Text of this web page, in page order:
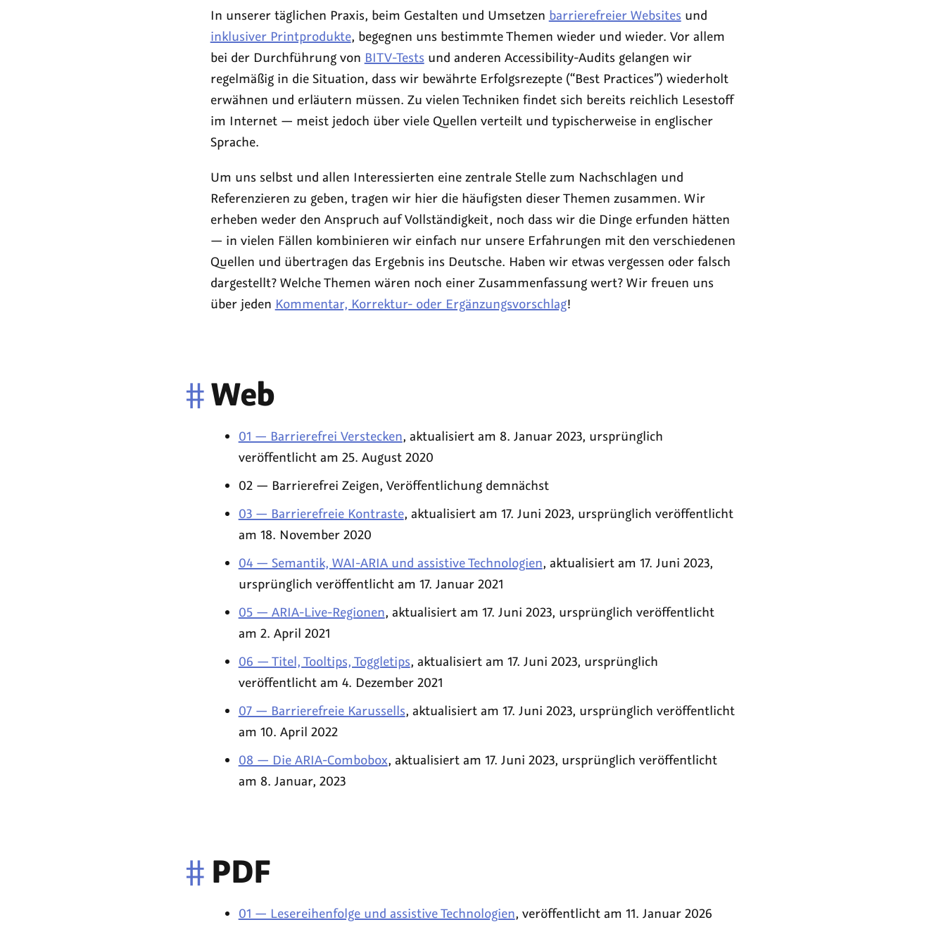
In unserer täglichen Praxis, beim Gestalten und Umsetzen barrierefreier Websites und
inklusiver Printprodukte, begegnen uns bestimmte Themen wieder und wieder. Vor allem
bei der Durchführung von BITV-Tests und anderen Accessibility-Audits gelangen wir
regelmäßig in die Situation, dass wir bewährte Erfolgsrezepte ( Best Practices ) wiederholt
erwähnen und erläutern müssen. Zu vielen Techniken findet sich bereits reichlich Lesestoff
im Internet — meist jedoch über viele Quellen verteilt und typischerweise in englischer
Sprache.
Um uns selbst und allen Interessierten eine zentrale Stelle zum Nachschlagen und
Referenzieren zu geben, tragen wir hier die häufigsten dieser Themen zusammen. Wir
erheben weder den Anspruch auf Vollständigkeit, noch dass wir die Dinge erfunden hätten
— in vielen Fällen kombinieren wir einfach nur unsere Erfahrungen mit den verschiedenen
Quellen und übertragen das Ergebnis ins Deutsche. Haben wir etwas vergessen oder falsch
dargestellt? Welche Themen wären noch einer Zusammenfassung wert? Wir freuen uns
über jeden Kommentar, Korrektur- oder Ergänzungsvorschlag!
#Web
01 — Barrierefrei Verstecken, aktualisiert am 8. Januar 2023, ursprünglich
veröffentlicht am 25. August 2020
02 — Barrierefrei Zeigen, Veröffentlichung demnächst
03 — Barrierefreie Kontraste, aktualisiert am 17. Juni 2023, ursprünglich veröffentlicht
am 18. November 2020
04 — Semantik, WAI-ARIA und assistive Technologien, aktualisiert am 17. Juni 2023,
ursprünglich veröffentlicht am 17. Januar 2021
05 — ARIA-Live-Regionen, aktualisiert am 17. Juni 2023, ursprünglich veröffentlicht
am 2. April 2021
06 — Titel, Tooltips, Toggletips, aktualisiert am 17. Juni 2023, ursprünglich
veröffentlicht am 4. Dezember 2021
07 — Barrierefreie Karussells, aktualisiert am 17. Juni 2023, ursprünglich veröffentlicht
am 10. April 2022
08 — Die ARIA-Combobox, aktualisiert am 17. Juni 2023, ursprünglich veröffentlicht
am 8. Januar, 2023
# PDF
01 — Lesereihenfolge und assistive Technologien, veröffentlicht am 11. Januar 2026